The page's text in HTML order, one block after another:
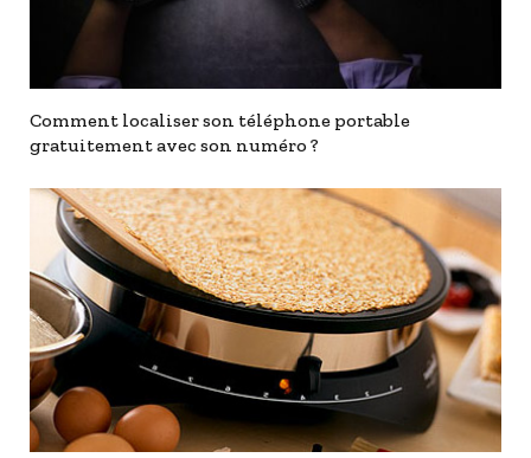
Comment localiser son téléphone portable
gratuitement avec son numéro ?